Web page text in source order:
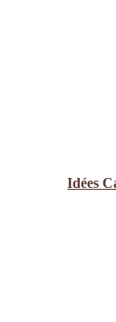
Idées